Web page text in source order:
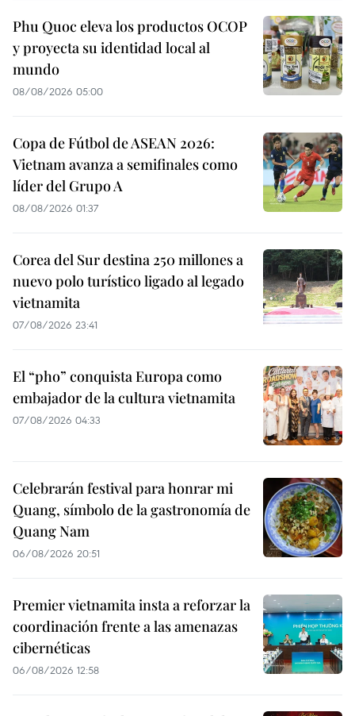
Phu Quoc eleva los productos OCOP
y proyecta su identidad local al
mundo
08/08/2026 05:00
Copa de Fútbol de ASEAN 2026:
Vietnam avanza a semifinales como
líder del Grupo A
08/08/2026 01:37
Corea del Sur destina 250 millones a
nuevo polo turístico ligado al legado
vietnamita
07/08/2026 23:41
El “pho” conquista Europa como
embajador de la cultura vietnamita
07/08/2026 04:33
Celebrarán festival para honrar mi
Quang, símbolo de la gastronomía de
Quang Nam
06/08/2026 20:51
Premier vietnamita insta a reforzar la
coordinación frente a las amenazas
cibernéticas
06/08/2026 12:58